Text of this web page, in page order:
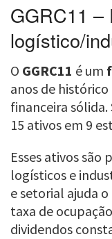
GGRC11 –
logístico/
O GGRC11 é um
anos de
financeira
15 ativos em 9
Esses ativos
logísticos e
e setorial ajuda o
taxa de
dividendos